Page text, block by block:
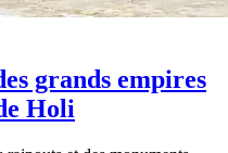
grands empires
Holi